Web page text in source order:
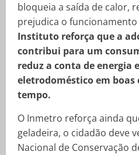
bloqueia a saída de calor,
prejudica o
Instituto reforça que a
contribui para um
reduz a conta de energia
eletrodoméstico em boas
tempo.
O Inmetro reforça ainda
geladeira, o cidadão deve
Nacional de Conservação